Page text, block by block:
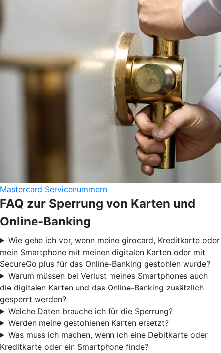
Mastercard Servicenummern
FAQ zur Sperrung von Karten und
Online-Banking
Wie gehe ich vor, wenn meine girocard, Kreditkarte oder
mein Smartphone mit meinen digitalen Karten oder mit
SecureGo plus für das Online-Banking gestohlen wurde?
Warum müssen bei Verlust meines Smartphones auch
die digitalen Karten und das Online-Banking zusätzlich
gesperrt werden?
Welche Daten brauche ich für die Sperrung?
Werden meine gestohlenen Karten ersetzt?
Was muss ich machen, wenn ich eine Debitkarte oder
Kreditkarte oder ein Smartphone finde?